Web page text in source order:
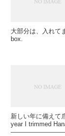
大部分は、入れて
box.
新しい年に備えて
year I trimmed